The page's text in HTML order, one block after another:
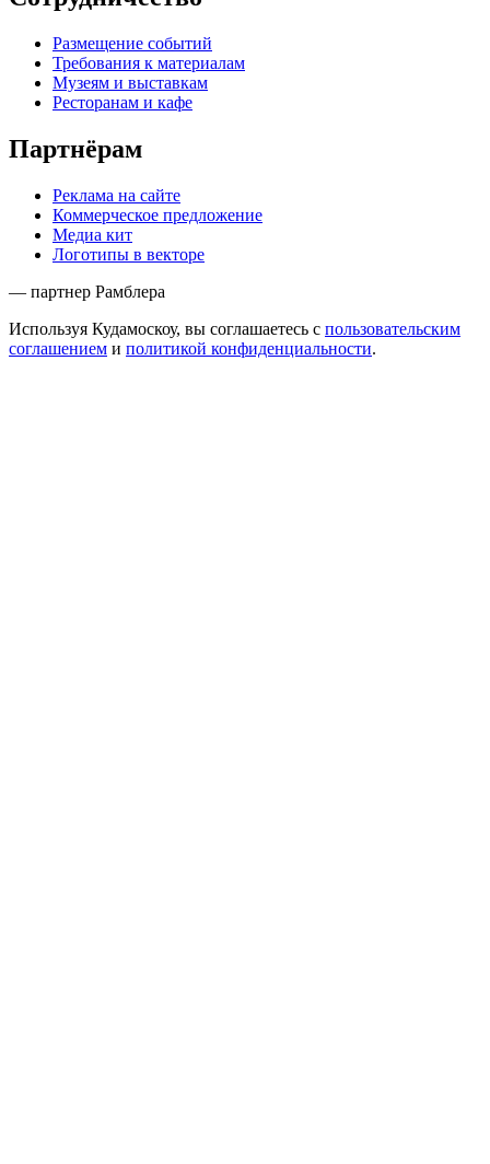
Размещение событий
Требования к материалам
Музеям и выставкам
Ресторанам и кафе
Партнёрам
Реклама на сайте
Коммерческое предложение
Медиа кит
Логотипы в векторе
— партнер Рамблера
Используя Кудамоскоу, вы соглашаетесь с пользовательским
соглашением и политикой конфиденциальности.